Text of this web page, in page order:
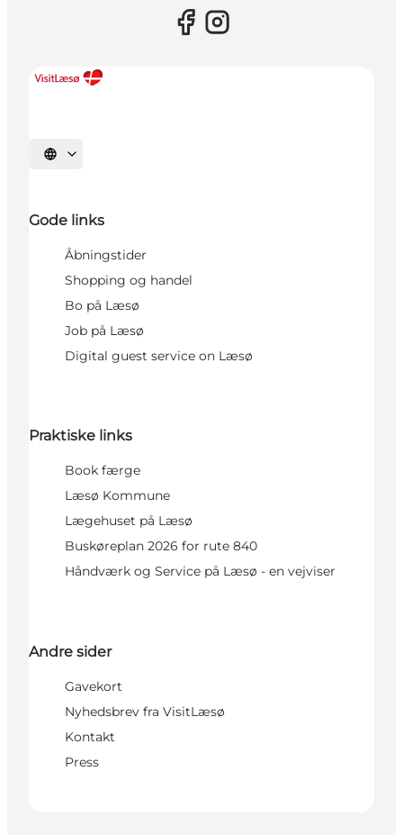
Vælg sprog
Gode links
Åbningstider
Shopping og handel
Bo på Læsø
Job på Læsø
Digital guest service on Læsø
Praktiske links
Book færge
Læsø Kommune
Lægehuset på Læsø
Buskøreplan 2026 for rute 840
Håndværk og Service på Læsø - en vejviser
Andre sider
Gavekort
Nyhedsbrev fra VisitLæsø
Kontakt
Press